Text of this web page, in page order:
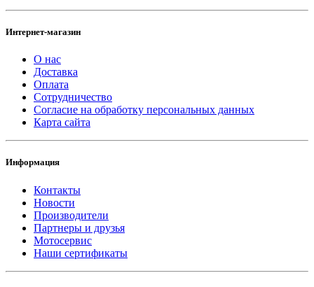
Интернет-магазин
О нас
Доставка
Оплата
Сотрудничество
Согласие на обработку персональных данных
Карта сайта
Информация
Контакты
Новости
Производители
Партнеры и друзья
Мотосервис
Наши сертификаты